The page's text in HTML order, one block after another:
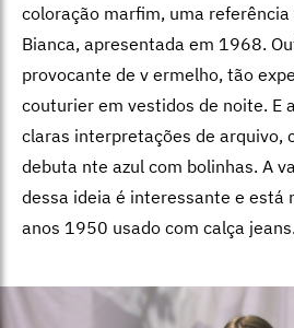
coloração marfim, uma
Bianca, apresentada em 1968.
provocante de v ermelho, tão
couturier em vestidos de noite. E
claras interpretações de arquivo,
debuta nte azul com bolinhas. A
dessa ideia é interessante e está
anos 1950 usado com calça jeans.